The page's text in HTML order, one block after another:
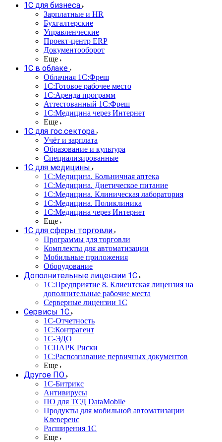
1С для бизнеса
Зарплатные и HR
Бухгалтерские
Управленческие
Проект-центр ERP
Документооборот
Еще
1C в облаке
Облачная 1С:Фреш
1С:Готовое рабочее место
1C:Аренда программ
Аттестованный 1С:Фреш
1С:Медицина через Интернет
Еще
1С для гос.сектора
Учёт и зарплата
Образование и культура
Специализированные
1С для медицины
1С:Медицина. Больничная аптека
1С:Медицина. Диетическое питание
1С:Медицина. Клиническая лаборатория
1С:Медицина. Поликлиника
1С:Медицина через Интернет
Еще
1С для сферы торговли
Программы для торговли
Комплекты для автоматизации
Мобильные приложения
Оборудование
Дополнительные лицензии 1С
1С:Предприятие 8. Клиентская лицензия на
дополнительные рабочие места
Серверные лицензии 1С
Сервисы 1С
1С-Отчетность
1С:Контрагент
1С-ЭДО
1СПАРК Риски
1С:Распознавание первичных документов
Еще
Другое ПО
1С-Битрикс
Антивирусы
ПО для ТСД DataMobile
Продукты для мобильной автоматизации
Клеверенс
Расширения 1С
Еще